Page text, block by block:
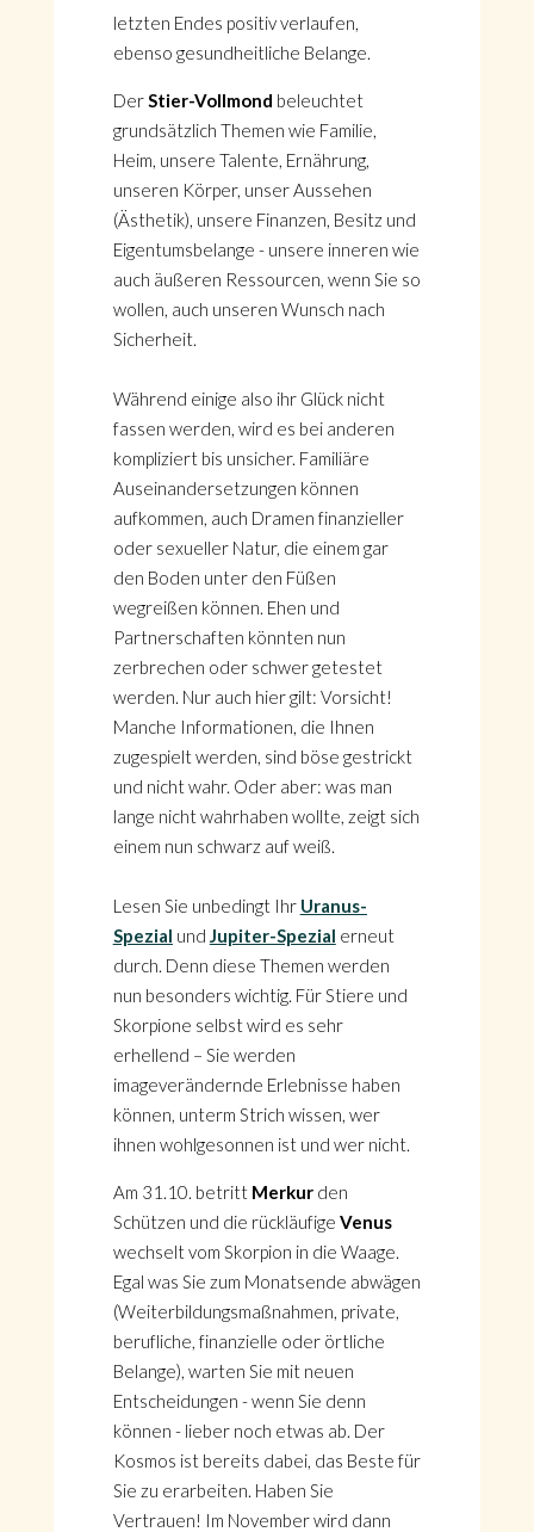
letzten Endes positiv verlaufen,
ebenso gesundheitliche Belange.
DerStier-Vollmond beleuchtet
grundsätzlich Themen wie Familie,
Heim, unsere Talente, Ernährung,
unseren Körper, unser Aussehen
(Ästhetik), unsere Finanzen, Besitz und
Eigentumsbelange - unsere inneren wie
auch äußeren Ressourcen, wenn Sie so
wollen, auch unseren Wunsch nach
Sicherheit.
Während einige also ihr Glück nicht
fassen werden, wird es bei anderen
kompliziert bis unsicher. Familiäre
Auseinandersetzungen können
aufkommen, auch Dramen finanzieller
oder sexueller Natur, die einem gar
den Boden unter den Füßen
wegreißen können. Ehen und
Partnerschaften könnten nun
zerbrechen oder schwer getestet
werden. Nur auch hier gilt: Vorsicht!
Manche Informationen, die Ihnen
zugespielt werden, sind böse gestrickt
und nicht wahr. Oder aber: was man
lange nicht wahrhaben wollte, zeigt sich
einem nun schwarz auf weiß.
Lesen Sie unbedingt Ihr Uranus-
Spezial und Jupiter-Spezial erneut
durch. Denn diese Themen werden
nun besonders wichtig. Für Stiere und
Skorpione selbst wird es sehr
erhellend – Sie werden
imageverändernde Erlebnisse haben
können, unterm Strich wissen, wer
ihnen wohlgesonnen ist und wer nicht.
Am 31.10. betritt Merkurden
Schützen und die rückläufige Venus
wechselt vom Skorpion in die Waage.
Egal was Sie zum Monatsende abwägen
(Weiterbildungsmaßnahmen, private,
berufliche, finanzielle oder örtliche
Belange), warten Sie mit neuen
Entscheidungen - wenn Sie denn
können - lieber noch etwas ab. Der
Kosmos ist bereits dabei, das Beste für
Sie zu erarbeiten. Haben Sie
Vertrauen! Im November wird dann